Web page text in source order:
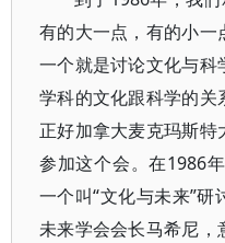
有的大一点，有的小一
一个就是讨论文化与科
学科的文化跟科学的
正好加拿大麦克玛斯
参加这个会。在1986
一个叫“文化与未来”研
未来学会会长马希尼，